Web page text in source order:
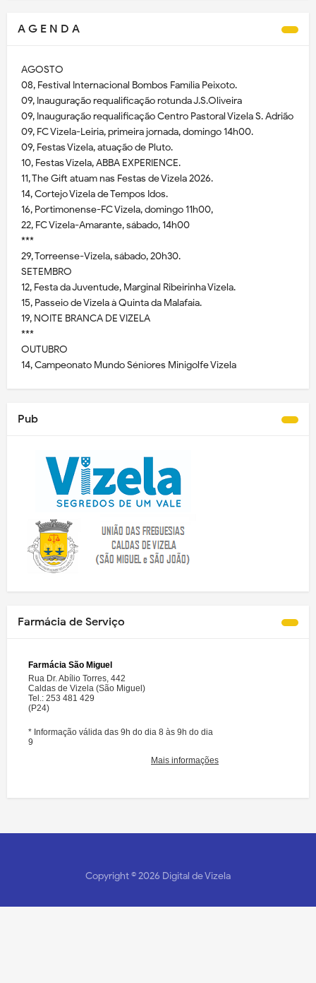
A G E N D A
AGOSTO
08, Festival Internacional Bombos Família Peixoto.
09, Inauguração requalificação rotunda J.S.Oliveira
09, Inauguração requalificação Centro Pastoral Vizela S. Adrião
09, FC Vizela-Leiria, primeira jornada, domingo 14h00.
09, Festas Vizela, atuação de Pluto.
10, Festas Vizela, ABBA EXPERIENCE.
11, The Gift atuam nas Festas de Vizela 2026.
14, Cortejo Vizela de Tempos Idos.
16, Portimonense-FC Vizela, domingo 11h00,
22, FC Vizela-Amarante, sábado, 14h00
***
29, Torreense-Vizela, sábado, 20h30.
SETEMBRO
12, Festa da Juventude, Marginal Ribeirinha Vizela.
15, Passeio de Vizela à Quinta da Malafaia.
19, NOITE BRANCA DE VIZELA
***
OUTUBRO
14, Campeonato Mundo Séniores Minigolfe Vizela
Pub
Farmácia de Serviço
Copyright ©2026 Digital de Vizela